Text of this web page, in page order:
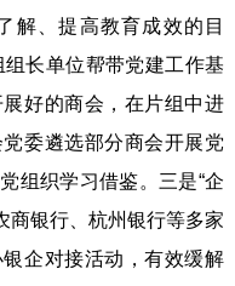
解、提高教育成效的目
组长单位帮带党建工作基
好的商会，在片组中进
委遴选部分商会开展党
组织学习借鉴。三是“企
商银行、杭州银行等多家
企对接活动，有效缓解